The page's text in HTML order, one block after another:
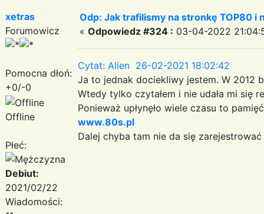
xetras
Forumowicz
Pomocna dłoń:
+0/-0
Offline
Płeć:
Debiut:
2021/02/22
Wiadomości:
Odp: Jak trafilismy na stronkę TOP80 i
« Odpowiedz #324 : 03-04-2022
Cytat: Alien 26-02-2021 18:02:42
Ja to jednak dociekliwy jestem. W 2012
Wtedy tylko czytałem i nie udała mi się
Ponieważ upłynęło wiele czasu to
www.80s.pl
Dalej chyba tam nie da się